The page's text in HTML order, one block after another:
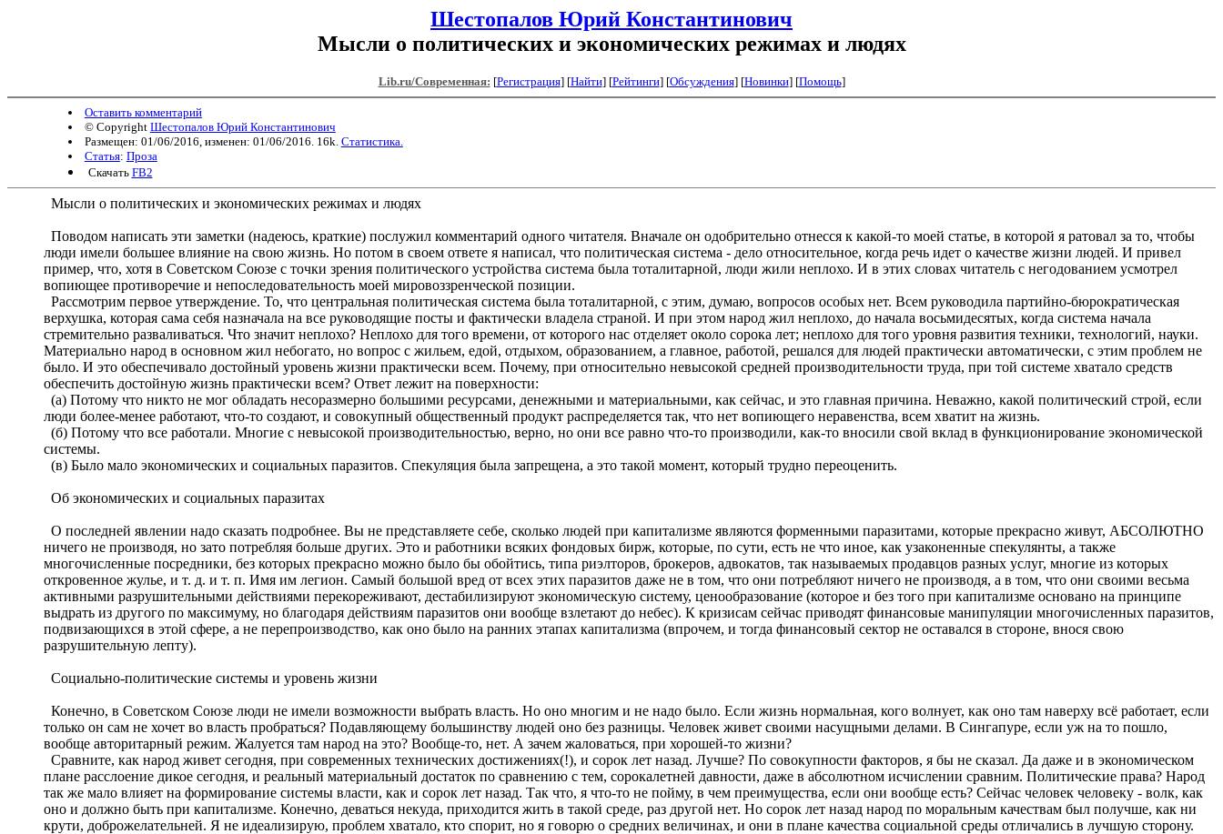
Шестопалов Юрий Константинович
Мысли о политических и экономических режимах и людях
Lib.ru/Современная: [Регистрация] [Найти] [Рейтинги] [Обсуждения] [Новинки] [Помощь]
Оставить комментарий
© Copyright Шестопалов Юрий Константинович
Размещен: 01/06/2016, изменен: 01/06/2016. 16k. Статистика.
Статья: Проза
Скачать FB2
Мысли о политических и экономических режимах и людях
Поводом написать эти заметки (надеюсь, краткие) послужил комментарий одного читателя. Вначале он одобрительно отнесся к какой-то моей статье, в которой я ратовал за то, чтобы
люди имели большее влияние на свою жизнь. Но потом в своем ответе я написал, что политическая система - дело относительное, когда речь идет о качестве жизни людей. И привел
пример, что, хотя в Советском Союзе с точки зрения политического устройства система была тоталитарной, люди жили неплохо. И в этих словах читатель с негодованием усмотрел
вопиющее противоречие и непоследовательность моей мировоззренческой позиции.
Рассмотрим первое утверждение. То, что центральная политическая система была тоталитарной, с этим, думаю, вопросов особых нет. Всем руководила партийно-бюрократическая
верхушка, которая сама себя назначала на все руководящие посты и фактически владела страной. И при этом народ жил неплохо, до начала восьмидесятых, когда система начала
стремительно разваливаться. Что значит неплохо? Неплохо для того времени, от которого нас отделяет около сорока лет; неплохо для того уровня развития техники, технологий, науки.
Материально народ в основном жил небогато, но вопрос с жильем, едой, отдыхом, образованием, а главное, работой, решался для людей практически автоматически, с этим проблем не
было. И это обеспечивало достойный уровень жизни практически всем. Почему, при относительно невысокой средней производительности труда, при той системе хватало средств
обеспечить достойную жизнь практически всем? Ответ лежит на поверхности:
(а) Потому что никто не мог обладать несоразмерно большими ресурсами, денежными и материальными, как сейчас, и это главная причина. Неважно, какой политический строй, если
люди более-менее работают, что-то создают, и совокупный общественный продукт распределяется так, что нет вопиющего неравенства, всем хватит на жизнь.
(б) Потому что все работали. Многие с невысокой производительностью, верно, но они все равно что-то производили, как-то вносили свой вклад в функционирование экономической
системы.
(в) Было мало экономических и социальных паразитов. Спекуляция была запрещена, а это такой момент, который трудно переоценить.
Об экономических и социальных паразитах
О последней явлении надо сказать подробнее. Вы не представляете себе, сколько людей при капитализме являются форменными паразитами, которые прекрасно живут, АБСОЛЮТНО
ничего не производя, но зато потребляя больше других. Это и работники всяких фондовых бирж, которые, по сути, есть не что иное, как узаконенные спекулянты, а также
многочисленные посредники, без которых прекрасно можно было бы обойтись, типа риэлторов, брокеров, адвокатов, так называемых продавцов разных услуг, многие из которых
откровенное жулье, и т. д. и т. п. Имя им легион. Самый большой вред от всех этих паразитов даже не в том, что они потребляют ничего не производя, а в том, что они своими весьма
активными разрушительными действиями перекореживают, дестабилизируют экономическую систему, ценообразование (которое и без того при капитализме основано на принципе
выдрать из другого по максимуму, но благодаря действиям паразитов они вообще взлетают до небес). К кризисам сейчас приводят финансовые манипуляции многочисленных паразитов,
подвизающихся в этой сфере, а не перепроизводство, как оно было на ранних этапах капитализма (впрочем, и тогда финансовый сектор не оставался в стороне, внося свою
разрушительную лепту).
Социально-политические системы и уровень жизни
Конечно, в Советском Союзе люди не имели возможности выбрать власть. Но оно многим и не надо было. Если жизнь нормальная, кого волнует, как оно там наверху всё работает, если
только он сам не хочет во власть пробраться? Подавляющему большинству людей оно без разницы. Человек живет своими насущными делами. В Сингапуре, если уж на то пошло,
вообще авторитарный режим. Жалуется там народ на это? Вообще-то, нет. А зачем жаловаться, при хорошей-то жизни?
Сравните, как народ живет сегодня, при современных технических достижениях(!), и сорок лет назад. Лучше? По совокупности факторов, я бы не сказал. Да даже и в экономическом
плане расслоение дикое сегодня, и реальный материальный достаток по сравнению с тем, сорокалетней давности, даже в абсолютном исчислении сравним. Политические права? Народ
так же мало влияет на формирование системы власти, как и сорок лет назад. Так что, я что-то не пойму, в чем преимущества, если они вообще есть? Сейчас человек человеку - волк, как
оно и должно быть при капитализме. Конечно, деваться некуда, приходится жить в такой среде, раз другой нет. Но сорок лет назад народ по моральным качествам был получше, как ни
крути, доброжелательней. Я не идеализирую, проблем хватало, кто спорит, но я говорю о средних величинах, и они в плане качества социальной среды отличались в лучшую сторону.